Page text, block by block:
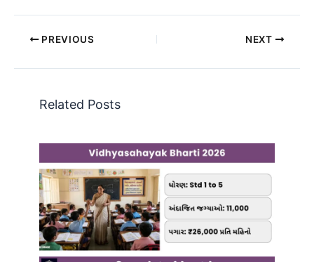
PREVIOUS NEXT
Related Posts